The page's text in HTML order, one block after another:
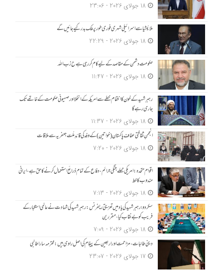
18 جولای 2026 - 23:06
ملائیشیا سے اسرائیلی شہری فوری طور پر ملک بدر کیے جائیں گے
18 جولای 2026 - 22:29
حکومت دشمن کے مقاصد کے لیے کام کر رہی ہے ح زب ا للہ
18 جولای 2026 - 11:47
رہبرِ شہید کے خون کا انتقام خطے سے امریکہ کے انخلا اور صہیونی حکومت کے خاتمے تک
جاری رہے گا
18 جولای 2026 - 11:37
انجمنِ ثقافتی عفاف پاکستان (خواتین) کے وفد کی قائدِ ملّت جعفریہ سے ملاقات
18 جولای 2026 - 7:20
اقوام متحدہ: امریکی حملے جنگی جرائم، دفاع کے تمام ذرائع استعمال کرنے کا حق ہے، ایرانی
مندوب کا خط
18 جولای 2026 - 7:13
سکردو؛ رہبرِ شہید کی یاد میں تعزیتی ریفرنس: رہبرِ شہید کی شہادت نے عالمی استکبار کے
فریب کو بے نقاب کیا، مقررین
18 جولای 2026 - 7:09
دینی طالبات، مزاحمت اور اربعین کے پیغام کی اصل راوی ہیں: محترمہ سارا طالبی
17 جولای 2026 - 23:07